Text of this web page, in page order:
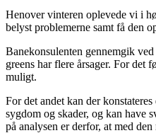
Henover vinteren oplevede vi i
belyst problemerne samt få den
Banekonsulenten gennemgik
greens har flere årsager. For det
muligt.
For det andet kan der
sygdom og skader, og kan have
på analysen er derfor, at med